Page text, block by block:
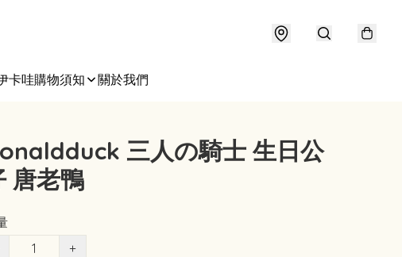
卡哇購物須知 關於我們
三人の騎士 生日公
唐老鴨
+